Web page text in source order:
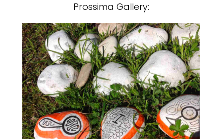
Prossima Gallery: